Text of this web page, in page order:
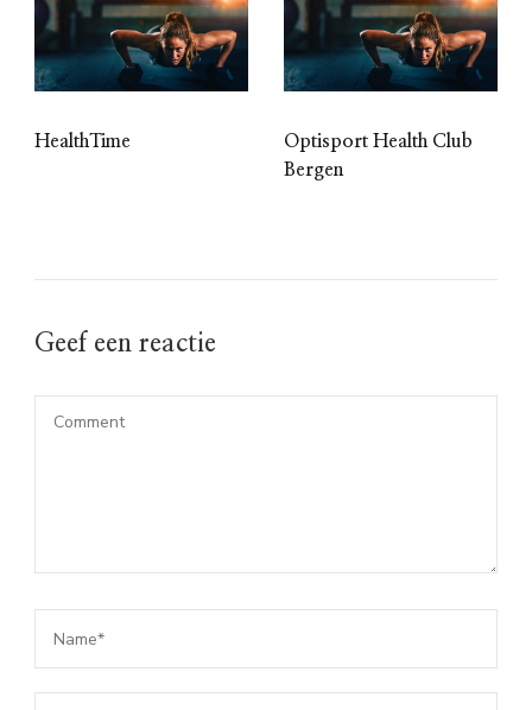
HealthTime
Optisport Health Club
Bergen
Geef een reactie